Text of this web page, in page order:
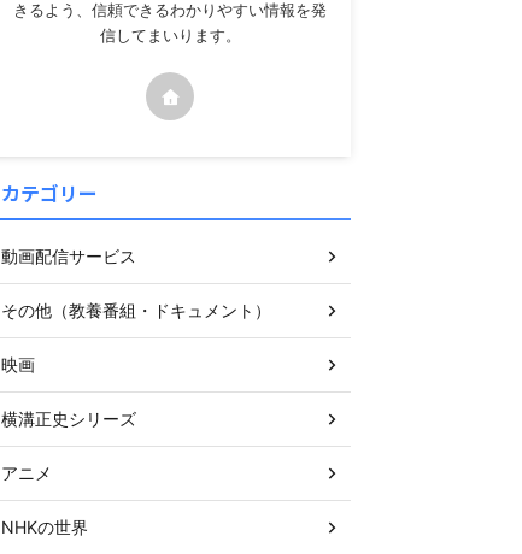
きるよう、信頼できるわかりやすい情報を発
信してまいります。
カテゴリー
動画配信サービス
その他（教養番組・ドキュメント）
映画
横溝正史シリーズ
アニメ
NHKの世界